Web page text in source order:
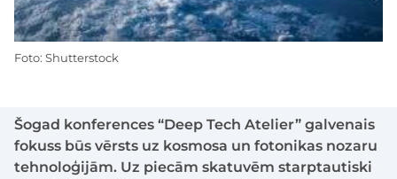
Šogad konferences “Deep Tech Atelier” galvenais
fokuss būs vērsts uz kosmosa un fotonikas nozaru
tehnoloģijām. Uz piecām skatuvēm starptautiski
Foto: Shutterstock